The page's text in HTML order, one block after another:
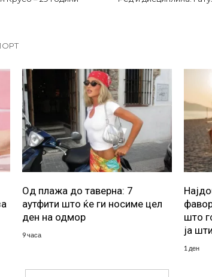
Од плажа до таверна: 7
аутфити што ќе ги носиме цел
ден на одмор
9 часа
што
ја
1 ден